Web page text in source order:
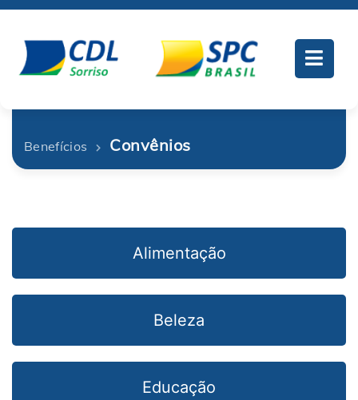
Benefícios Convênios
Alimentação
Beleza
Educação